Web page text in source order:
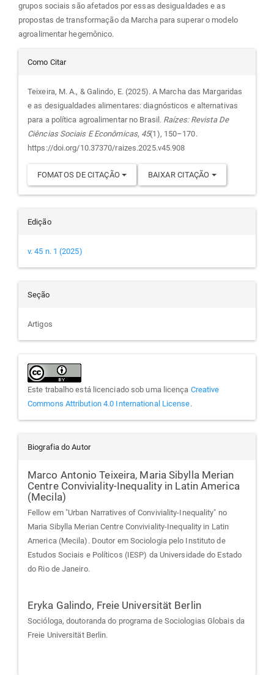
grupos sociais são afetados por essas desigualdades e as
propostas de transformação da Marcha para superar o modelo
agroalimentar hegemônico.
Detalhes
do
artigo
Como Citar
Teixeira, M. A., & Galindo, E. (2025). A Marcha das Margaridas
e as desigualdades alimentares: diagnósticos e alternativas
para a política agroalimentar no Brasil. Raízes: Revista De
Ciências Sociais E Econômicas, 45(1), 150–170.
https://doi.org/10.37370/raizes.2025.v45.908
FOMATOS DE CITAÇÃO BAIXAR CITAÇÃO
Edição
v. 45 n. 1 (2025)
Seção
Artigos
Este trabalho está licenciado sob uma licença Creative
Commons Attribution 4.0 International License.
Biografia do Autor
Marco Antonio Teixeira, Maria Sibylla Merian
Centre Conviviality-Inequality in Latin America
(Mecila)
Fellow em "Urban Narratives of Conviviality-Inequality" no
Maria Sibylla Merian Centre Conviviality-Inequality in Latin
America (Mecila). Doutor em Sociologia pelo Instituto de
Estudos Sociais e Políticos (IESP) da Universidade do Estado
do Rio de Janeiro.
Eryka Galindo, Freie Universität Berlin
Socióloga, doutoranda do programa de Sociologias Globais da
Freie Universität Berlin.